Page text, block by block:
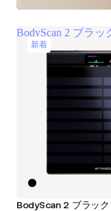
BodyScan 2 ブラッ
新着
BodyScan 2 ブラック